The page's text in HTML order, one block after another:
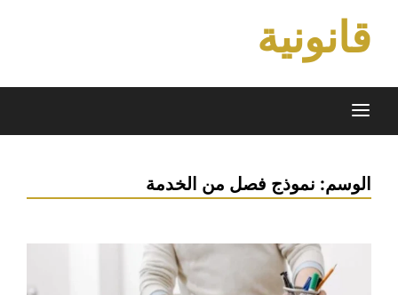
قانونية
الوسم: نموذج فصل من الخدمة